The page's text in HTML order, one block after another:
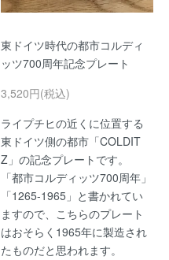
東ドイツ時代の都市コルディ
ッツ700周年記念プレート
3,520円(税込)
ライプチヒの近くに位置する
東ドイツ側の都市「COLDIT
Z」の記念プレートです。
「都市コルディッツ700周年」
「1265-1965」と書かれてい
ますので、こちらのプレート
はおそらく1965年に製造され
たものだと思われます。